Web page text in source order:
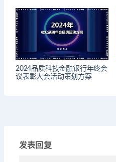
2024品质科技金融银行年终会
议表彰大会活动策划方案
发表回复